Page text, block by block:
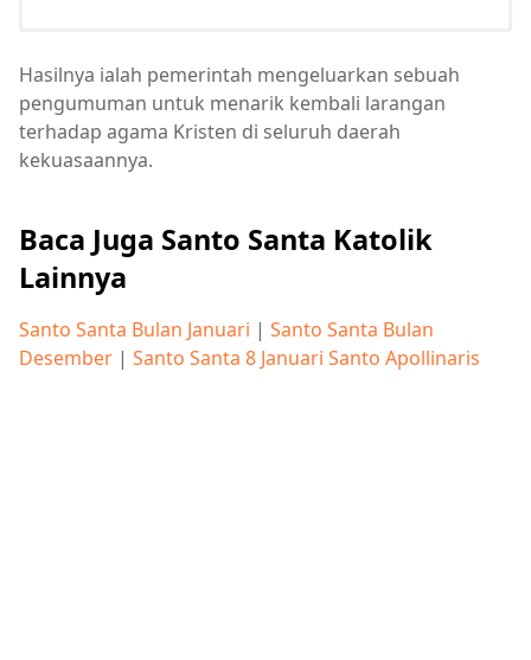
Hasilnya ialah pemerintah mengeluarkan sebuah
pengumuman untuk menarik kembali larangan
terhadap agama Kristen di seluruh daerah
kekuasaannya.
Baca Juga Santo Santa Katolik
Lainnya
Santo Santa Bulan Januari | Santo Santa Bulan
Desember | Santo Santa 8 Januari Santo Apollinaris